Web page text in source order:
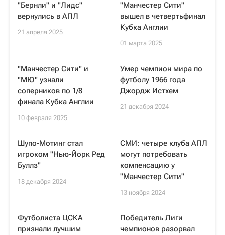
"Бернли" и "Лидс"
вернулись в АПЛ
21 апреля 2025
"Манчестер Сити"
вышел в четвертьфинал
Кубка Англии
01 марта 2025
"Манчестер Сити" и
"МЮ" узнали
соперников по 1/8
финала Кубка Англии
10 февраля 2025
Умер чемпион мира по
футболу 1966 года
Джордж Истхем
21 декабря 2024
Шупо-Мотинг стал
игроком "Нью-Йорк Ред
Буллз"
18 декабря 2024
СМИ: четыре клуба АПЛ
могут потребовать
компенсацию у
"Манчестер Сити"
13 ноября 2024
Футболиста ЦСКА
признали лучшим
Победитель Лиги
чемпионов разорвал